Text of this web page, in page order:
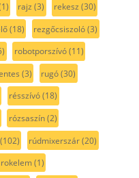
rajz (3) rekesz (30)
(18) rezgőcsiszoló(3)
robotporszívó(11)
(3) rugó(30)
résszívó(18)
rózsaszín(2)
rúdmixerszár(20)
(1)